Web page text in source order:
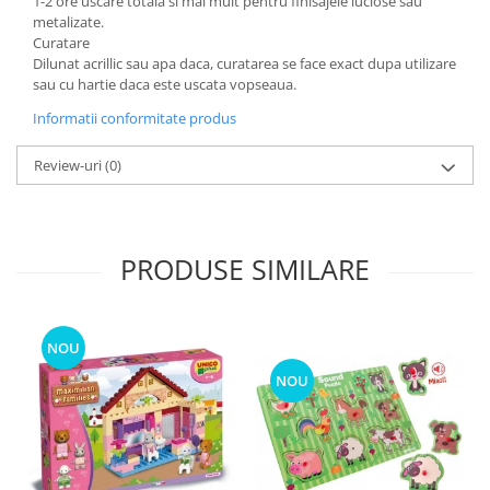
metalizate.
Curatare
Dilunat acrillic sau apa daca, curatarea se face exact dupa utilizare
sau cu hartie daca este uscata vopseaua.
Informatii conformitate produs
Review-uri(0)
PRODUSE SIMILARE
NOU
NOU